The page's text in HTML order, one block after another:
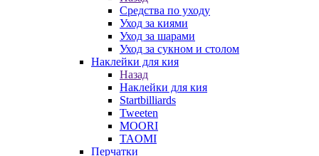
Средства по уходу
Уход за киями
Уход за шарами
Уход за сукном и столом
Наклейки для кия
Назад
Наклейки для кия
Startbilliards
Tweeten
MOORI
TAOMI
Перчатки